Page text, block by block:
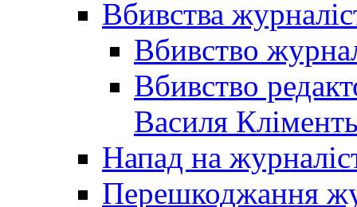
Вбивства
Вбивство
Вбивство
Василя
Напад на
Перешкоджання